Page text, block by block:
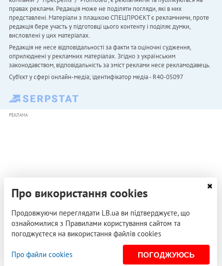
правах реклами. Редакція може не поділяти погляди, які в них
представлені. Матеріали з плашкою СПЕЦПРОЄКТ є рекламними, проте
редакція бере участь у підготовці цього контенту і поділяє думки,
висловлені у цих матеріалах.
Редакція не несе відповідальності за факти та оціночні судження,
оприлюднені у рекламних матеріалах. Згідно з українським
законодавством, відповідальність за зміст реклами несе рекламодавець.
Cуб'єкт у сфері онлайн-медіа; ідентифікатор медіа - R40-05097
РЕКЛАМА
Про використання cookies
Продовжуючи переглядати LB.ua ви підтверджуєте, що
ознайомилися з Правилами користування сайтом та
погоджуєтеся на використання файлів cookies
Про файли cookies ПОГОДЖУЮСЬ